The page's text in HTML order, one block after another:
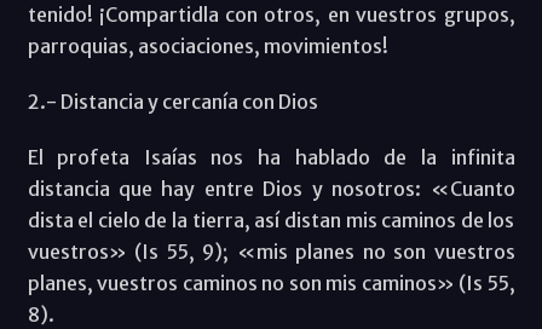
tenido! ¡Compartidla con otros, en vuestros grupos,
parroquias, asociaciones, movimientos!
2.- Distancia y cercanía con Dios
El profeta Isaías nos ha hablado de la infinita
distancia que hay entre Dios y nosotros: «Cuanto
dista el cielo de la tierra, así distan mis caminos de los
vuestros» (Is 55, 9); «mis planes no son vuestros
planes, vuestros caminos no son mis caminos» (Is 55,
8).